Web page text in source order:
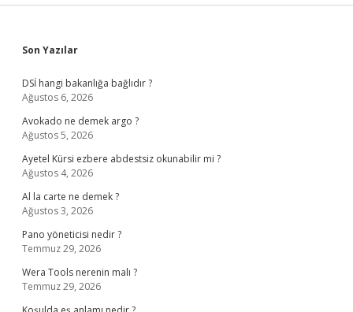
Sidebar
Son Yazılar
DSİ hangi bakanlığa bağlıdır ?
Ağustos 6, 2026
Avokado ne demek argo ?
Ağustos 5, 2026
Ayetel Kürsi ezbere abdestsiz okunabilir mi ?
Ağustos 4, 2026
Al la carte ne demek ?
Ağustos 3, 2026
Pano yöneticisi nedir ?
Temmuz 29, 2026
Wera Tools nerenin malı ?
Temmuz 29, 2026